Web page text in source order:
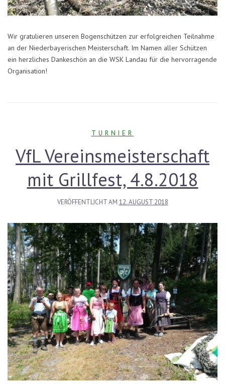
Wir gratulieren unseren Bogenschützen zur erfolgreichen Teilnahme
an der Niederbayerischen Meisterschaft. Im Namen aller Schützen
ein herzliches Dankeschön an die WSK Landau für die hervorragende
Organisation!
TURNIER
VfL Vereinsmeisterschaft
mit Grillfest, 4.8.2018
VERÖFFENTLICHT AM 12. AUGUST 2018